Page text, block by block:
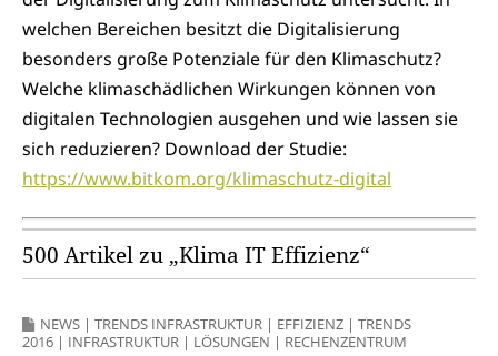
welchen Bereichen besitzt die Digitalisierung
besonders große Potenziale für den Klimaschutz?
Welche klimaschädlichen Wirkungen können von
digitalen Technologien ausgehen und wie lassen sie
sich reduzieren? Download der Studie:
https://www.bitkom.org/klimaschutz-digital
500 Artikel zu „Klima IT Effizienz“
NEWS | TRENDS INFRASTRUKTUR | EFFIZIENZ | TRENDS
2016 | INFRASTRUKTUR | LÖSUNGEN | RECHENZENTRUM